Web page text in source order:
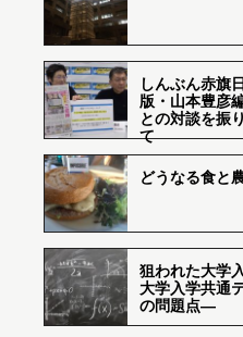
しんぶん赤旗
版・山本豊彦
との対談を振
て
どうなる食と
狙われた大学
大学入学共通
の問題点―